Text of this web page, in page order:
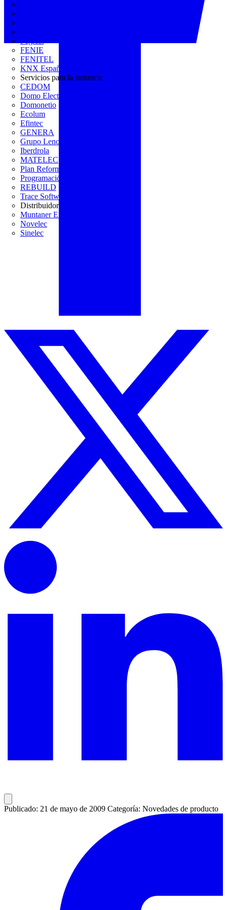
FENIE
FENITEL
KNX España
Servicios para la industria
CEDOM
Domo Electra
Domonetio
Ecolum
Efintec
GENERA
Grupo Lenor
Iberdrola
MATELEC
Plan Reforma
Programación Integral
REBUILD
Trace Software
Distribuidor
Muntaner Electro
Novelec
Sinelec
Publicado: 21 de mayo de 2009 Categoría: Novedades de producto